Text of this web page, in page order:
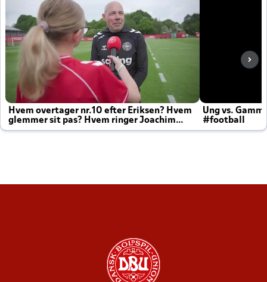
Hvem overtager nr.10 efter Eriksen? Hvem
glemmer sit pas? Hvem ringer Joachim
altid til efter kampe?
Ung vs.
#football